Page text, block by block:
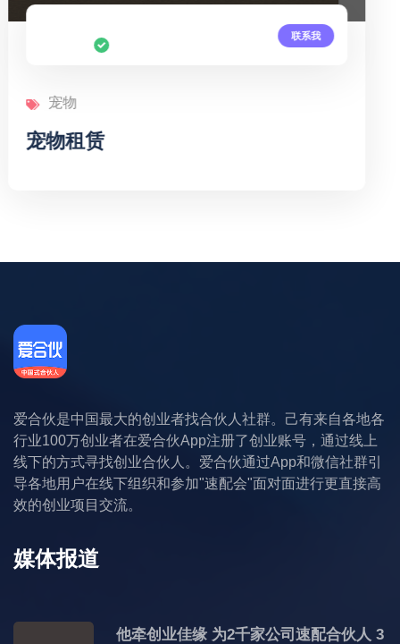
联系我
宠物
2026宠物赛道 食品 零食 用品 药品
爱合伙是中国最大的创业者找合伙人社群。己有来自各地各
行业100万创业者在爱合伙App注册了创业账号，通过线上
线下的方式寻找创业合伙人。爱合伙通过App和微信社群引
导各地用户在线下组织和参加"速配会"面对面进行更直接高
效的创业项目交流。
媒体报道
他牵创业佳缘 为2千家公司速配合伙人 3